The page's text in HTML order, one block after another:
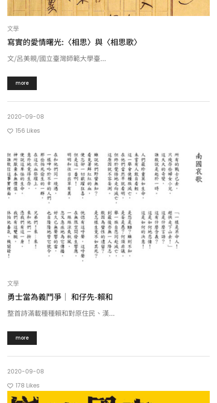
文學
寫實的愛情曙光:〈相思〉與〈相思歌〉
文/呂美親/國立臺灣師範大學臺...
more
2020-09-08
156 Likes
文學
勇士當為義鬥爭｜ 和仔先-賴和
整首詩滿載種種賴和對原住民、漢...
more
2020-09-08
178 Likes